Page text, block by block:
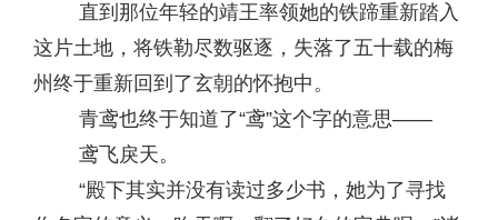
直到那位年轻的靖王率领她的铁蹄重新踏入
这片土地，将铁勒尽数驱逐，失落了五十载的梅
州终于重新回到了玄朝的怀抱中。
青鸢也终于知道了“鸢”这个字的意思——
鸢飞戾天。
“殿下其实并没有读过多少书，她为了寻找